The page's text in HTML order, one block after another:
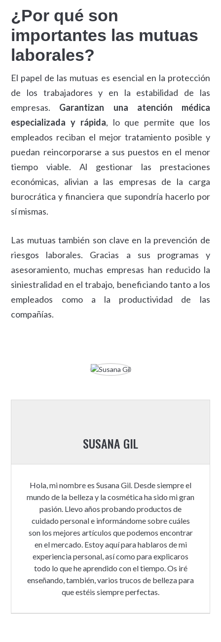
¿Por qué son
importantes las mutuas
laborales?
El papel de las mutuas es esencial en la protección
de los trabajadores y en la estabilidad de las
empresas. Garantizan una atención médica
especializada y rápida, lo que permite que los
empleados reciban el mejor tratamiento posible y
puedan reincorporarse a sus puestos en el menor
tiempo viable. Al gestionar las prestaciones
económicas, alivian a las empresas de la carga
burocrática y financiera que supondría hacerlo por
sí mismas.
Las mutuas también son clave en la prevención de
riesgos laborales. Gracias a sus programas y
asesoramiento, muchas empresas han reducido la
siniestralidad en el trabajo, beneficiando tanto a los
empleados como a la productividad de las
compañías.
SUSANA GIL
Hola, mi nombre es Susana Gil. Desde siempre el
mundo de la belleza y la cosmética ha sido mi gran
pasión. Llevo años probando productos de
cuidado personal e informándome sobre cuáles
son los mejores artículos que podemos encontrar
en el mercado. Estoy aquí para hablaros de mi
experiencia personal, así como para explicaros
todo lo que he aprendido con el tiempo. Os iré
enseñando, también, varios trucos de belleza para
que estéis siempre perfectas.